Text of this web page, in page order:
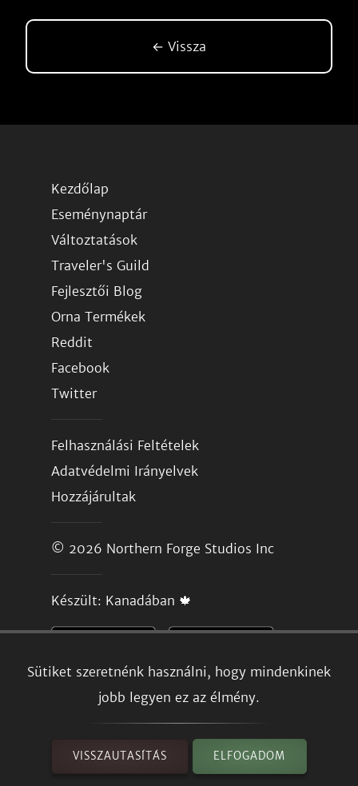
Sütiket szeretnénk használni, hogy mindenkinek
jobb legyen ez az élmény.
VISSZAUTASÍTÁS ELFOGADOM
← Vissza
Kezdőlap
Eseménynaptár
Változtatások
Traveler's Guild
Fejlesztői Blog
Orna Termékek
Reddit
Facebook
Twitter
Felhasználási Feltételek
Adatvédelmi Irányelvek
Hozzájárultak
© 2026 Northern Forge Studios Inc
Készült: Kanadában 🍁